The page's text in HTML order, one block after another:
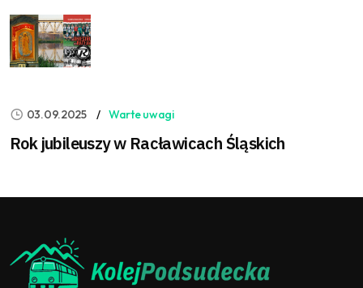
03.09.2025 Warte uwagi
Rok jubileuszy w Racławicach Śląskich